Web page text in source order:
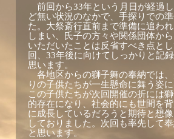
前回から33年という月日が経過
ど無い状況のなかで、手探りでの
た。大祭斎行直前まで準備に追わ
しまい、氏子の方々や関係団体か
いただいたことは反省すべき点と
回、 33年後に向けてしっかりと記
思います。
各地区からの獅子舞の奉納では
りの子供たちが一生懸命に舞う姿に
この子供たちが次回開催の折には
的存在になり、社会的にも世間を
に成長しているだろうと期待と想
しておりました。次回も率先して
と思います。